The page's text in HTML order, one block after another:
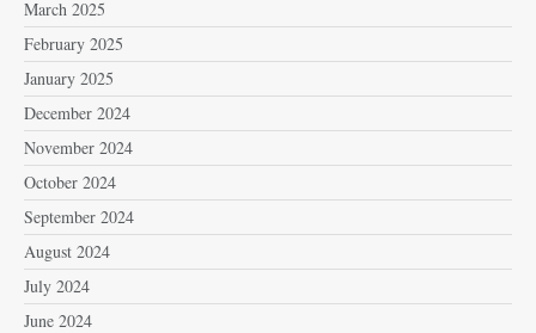
March 2025
February 2025
January 2025
December 2024
November 2024
October 2024
September 2024
August 2024
July 2024
June 2024